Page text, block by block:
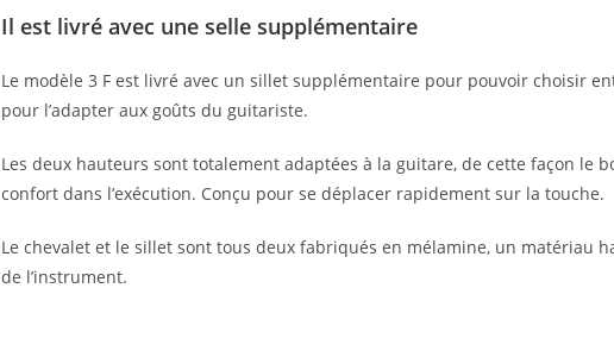
Il est livré avec une selle supplémentaire
Le modèle 3 F est livré avec un sillet supplémentaire pour pouvoir choisir
pour l’adapter aux goûts du guitariste.
Les deux hauteurs sont totalement adaptées à la guitare, de cette façon le
confort dans l’exécution. Conçu pour se déplacer rapidement sur la touche.
Le chevalet et le sillet sont tous deux fabriqués en mélamine, un
de l’instrument.